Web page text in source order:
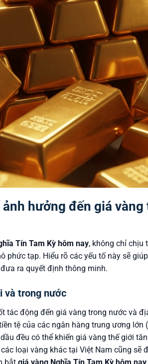
hưởng đến giá vàng
Tín Tam Kỳ hôm nay, không chỉ chịu
phức tạp. Hiểu rõ các yếu tố này sẽ
ra quyết định thông minh.
và trong nước
tác động đến giá vàng trong nước và
tệ của các ngân hàng trung ương lớn
đều có thể khiến giá vàng thế giới
loại vàng khác tại Việt Nam cũng sẽ